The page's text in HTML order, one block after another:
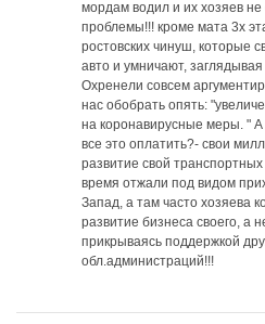
мордам водил и их хозяев
проблемы!!! кроме мата 3х
ростовских чинуш, которые
авто и умничают,
Охренели совсем
нас обобрать опять:
на коронавирусные меры. "
все это оплатить?- свои
развитие свой
время отжали под видом
Запад, а там часто хозяева
развитие бизнеса своего, а
прикрываясь поддержкой
обл.администраций!!!